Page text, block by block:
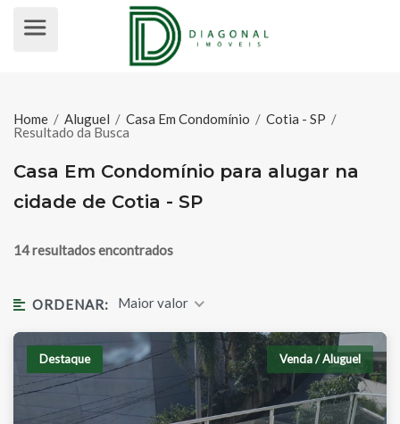
Home / Aluguel / Casa Em Condomínio / Cotia - SP /
Resultado da Busca
Casa Em Condomínio para alugar na
cidade de Cotia - SP
14 resultados encontrados
ORDENAR: Maior valor
Destaque Venda / Aluguel